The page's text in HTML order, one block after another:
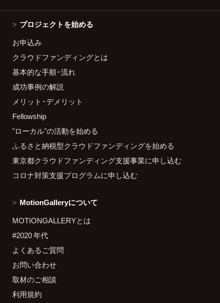
プロジェクトを始める
お申込み
クラウドファンディングとは
基本的な手順・流れ
成功事例の解説
メリット・デメリット
Fellowship
"ローカル"の活動を始める
ふるさと納税型クラウドファンディングを始める
東京都クラウドファンディング支援事業に申し込む
コロナ対策支援プログラムに申し込む
MotionGalleryについて
MOTIONGALLERYとは
#2020 年代
よくあるご質問
お問い合わせ
取材のご相談
利用規約